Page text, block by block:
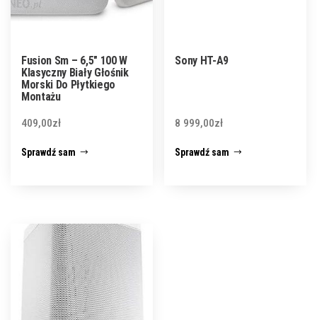
Fusion Sm – 6,5″ 100 W
Klasyczny Biały Głośnik
Morski Do Płytkiego
Montażu
409,00zł
Sprawdź sam
Sony HT-A9
8 999,00zł
Sprawdź sam